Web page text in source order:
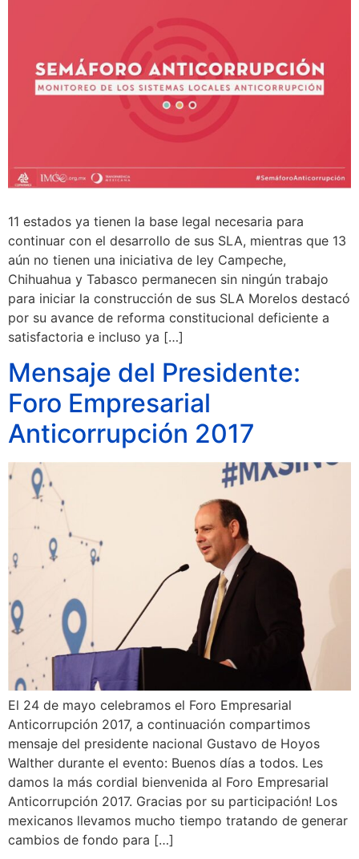
11 estados ya tienen la base legal necesaria para
continuar con el desarrollo de sus SLA, mientras que 13
aún no tienen una iniciativa de ley Campeche,
Chihuahua y Tabasco permanecen sin ningún trabajo
para iniciar la construcción de sus SLA Morelos destacó
por su avance de reforma constitucional deficiente a
satisfactoria e incluso ya […]
Mensaje del Presidente:
Foro Empresarial
Anticorrupción 2017
El 24 de mayo celebramos el Foro Empresarial
Anticorrupción 2017, a continuación compartimos
mensaje del presidente nacional Gustavo de Hoyos
Walther durante el evento: Buenos días a todos. Les
damos la más cordial bienvenida al Foro Empresarial
Anticorrupción 2017. Gracias por su participación! Los
mexicanos llevamos mucho tiempo tratando de generar
cambios de fondo para […]